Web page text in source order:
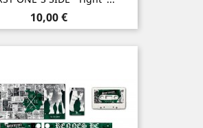
Prix
10,00 €